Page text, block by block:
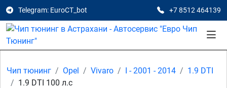
Telegram: EuroCT_bot +7 8512 464139
Чип тюнинг Opel Vivaro I - 2001 - 2014
1.9 DTI
1.9 DTI 100 л.с